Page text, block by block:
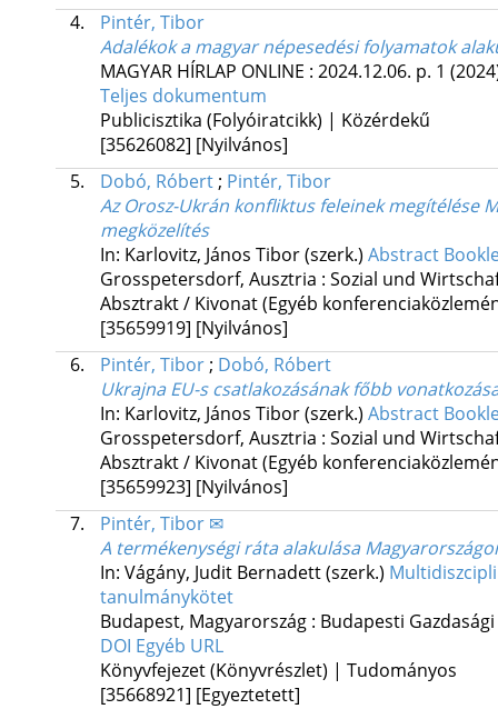
4.
Pintér, Tibor
Adalékok a magyar népesedési folyamatok
MAGYAR HÍRLAP ONLINE : 2024.12.06. p. 1
Teljes dokumentum
Publicisztika (Folyóiratcikk) | Közérdekű
[35626082] [Nyilvános]
5.
Dobó, Róbert; Pintér, Tibor
Az Orosz-Ukrán konfliktus feleinek megítélése
megközelítés
In: Karlovitz, János Tibor (szerk.) Abstract
Grosspetersdorf, Ausztria : Sozial und
Absztrakt / Kivonat (Egyéb
[35659919] [Nyilvános]
6.
Pintér, Tibor; Dobó, Róbert
Ukrajna EU-s csatlakozásának főbb
In: Karlovitz, János Tibor (szerk.) Abstract
Grosspetersdorf, Ausztria : Sozial und
Absztrakt / Kivonat (Egyéb
[35659923] [Nyilvános]
7.
Pintér, Tibor ✉
A termékenységi ráta alakulása
In: Vágány, Judit Bernadett (szerk.)
tanulmánykötet
Budapest, Magyarország : Budapesti
DOI Egyéb URL
Könyvfejezet (Könyvrészlet) | Tudományos
[35668921] [Egyeztetett]